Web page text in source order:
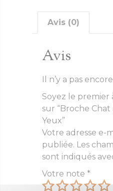
Avis (0)
Avis
Il n’y a pas encore
Soyez le premier
sur “Broche Chat
Yeux”
Votre adresse e-
publiée. Les
sont indiqués
Votre note *